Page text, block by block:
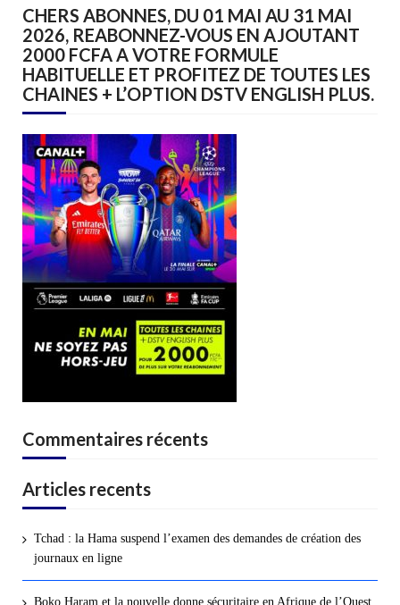
CHERS ABONNES, DU 01 MAI AU 31 MAI
2026, REABONNEZ-VOUS EN AJOUTANT
2000 FCFA A VOTRE FORMULE
HABITUELLE ET PROFITEZ DE TOUTES LES
CHAINES + L’OPTION DSTV ENGLISH PLUS.
Commentaires récents
Articles recents
Tchad : la Hama suspend l’examen des demandes de création des
journaux en ligne
Boko Haram et la nouvelle donne sécuritaire en Afrique de l’Ouest